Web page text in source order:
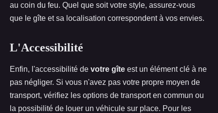
au coin du feu. Quel que soit votre style, assurez-vous
que le gîte et sa localisation correspondent à vos envies.
L'Accessibilité
Enfin, l'accessibilité de votre gîte est un élément clé à ne
pas négliger. Si vous n'avez pas votre propre moyen de
transport, vérifiez les options de transport en commun ou
la possibilité de louer un véhicule sur place. Pour les